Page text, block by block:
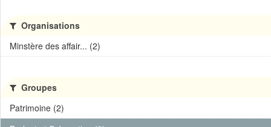
Organisations
Minstère des affair... (2)
Groupes
Patrimoine (2)